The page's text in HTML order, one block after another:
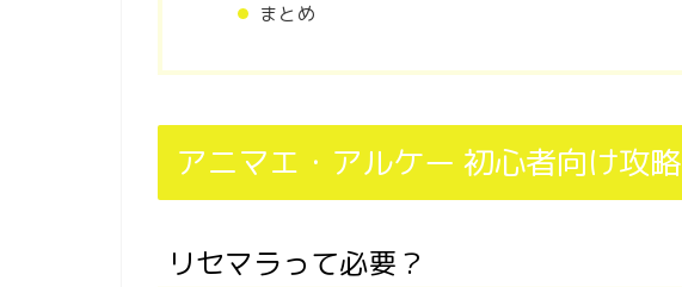
まとめ
アニマエ・アルケー 初心者向け攻略
リセマラって必要？